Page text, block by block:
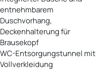
entnehmbarem
Duschvorhang,
Deckenhalterung für
Brausekopf
WC-Entsorgungstunnel mit
Vollverkleidung